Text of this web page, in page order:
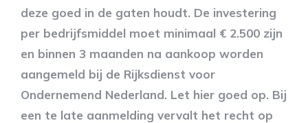
deze goed in de gaten houdt. De investering
per bedrijfsmiddel moet minimaal € 2.500 zijn
en binnen 3 maanden na aankoop worden
aangemeld bij de Rijksdienst voor
Ondernemend Nederland. Let hier goed op. Bij
een te late aanmelding vervalt het recht op